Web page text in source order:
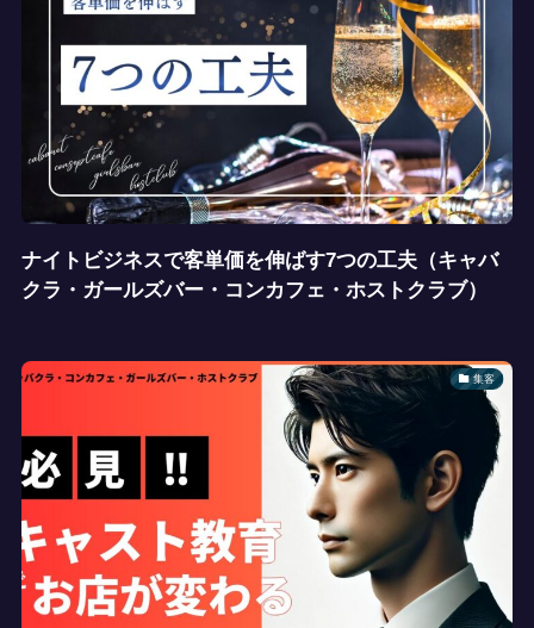
ナイトビジネスで客単価を伸ばす7つの工夫（キャバ
クラ・ガールズバー・コンカフェ・ホストクラブ）
集客